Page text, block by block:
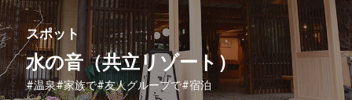
スポット
水の音（共立リゾート）
#温泉#家族で#友人グループで#宿泊